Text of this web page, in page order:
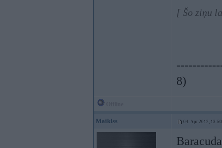
[ Šo ziņu
8)
Maiklss 04. Apr 2012, 13:50